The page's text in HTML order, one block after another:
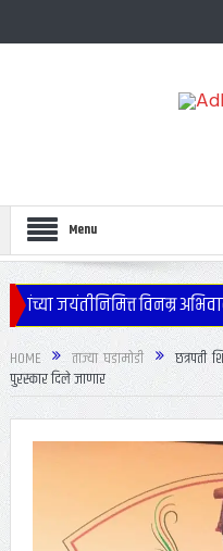
Menu
विनम्र अभिवादन.
HOME ताज्या घडामोडी
छत्रपती
पुरस्कार दिले जाणार